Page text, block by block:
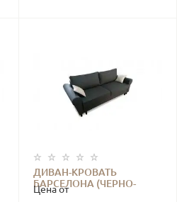
ДИВАН-КРОВАТЬ
БАРСЕЛОНА (ЧЕРНО-
СЕРЫЙ)
Цена от